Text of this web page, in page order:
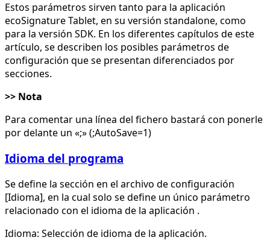
Estos parámetros sirven tanto para la aplicación
ecoSignature Tablet, en su versión standalone, como
para la versión SDK. En los diferentes capítulos de este
artículo, se describen los posibles parámetros de
configuración que se presentan diferenciados por
secciones.
>> Nota
Para comentar una línea del fichero bastará con ponerle
por delante un «;» (;AutoSave=1)
Idioma del programa
Se define la sección en el archivo de configuración
[Idioma], en la cual solo se define un único parámetro
relacionado con el idioma de la aplicación .
Idioma: Selección de idioma de la aplicación.